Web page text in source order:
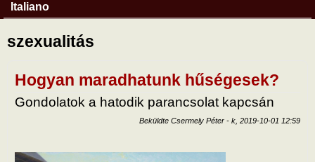
Italiano
szexualitás
Hogyan maradhatunk hűségesek?
Gondolatok a hatodik parancsolat kapcsán
Beküldte Csermely Péter - k, 2019-10-01 12:59